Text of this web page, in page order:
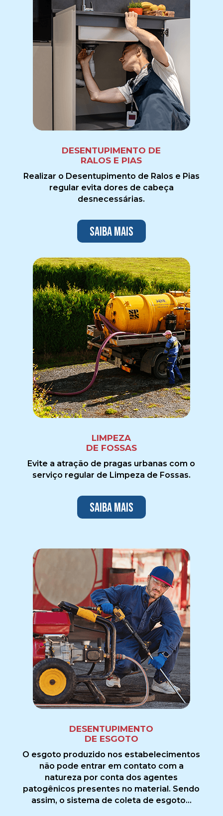
DESENTUPIMENTO DE
RALOS E PIAS
Realizar o Desentupimento de Ralos e Pias
regular evita dores de cabeça
desnecessárias.
Saiba mais
LIMPEZA
DE FOSSAS
Evite a atração de pragas urbanas com o
serviço regular de Limpeza de Fossas.
Saiba mais
DESENTUPIMENTO
DE ESGOTO
O esgoto produzido nos estabelecimentos
não pode entrar em contato com a
natureza por conta dos agentes
patogênicos presentes no material. Sendo
assim, o sistema de coleta de esgoto...